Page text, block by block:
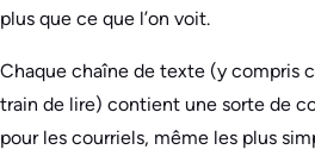
plus que ce que l’on voit.
Chaque chaîne de texte (y compris
train de lire) contient une sorte de
pour les courriels, même les plus